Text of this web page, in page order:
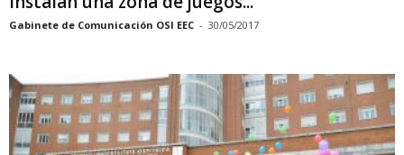
Gabinete de Comunicación OSI EEC - 30/05/2017